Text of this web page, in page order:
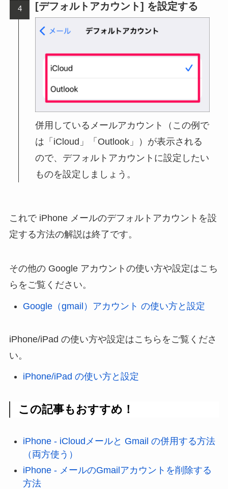
[デフォルトアカウント] を設定する
併用しているメールアカウント（この例で
は「iCloud」「Outlook」）が表示される
ので、デフォルトアカウントに設定したい
ものを設定しましょう。
これで iPhone メールのデフォルトアカウントを設
定する方法の解説は終了です。
その他の Google アカウントの使い方や設定はこち
らをご覧ください。
Google（gmail）アカウント の使い方と設定
iPhone/iPad の使い方や設定はこちらをご覧くださ
い。
iPhone/iPad の使い方と設定
この記事もおすすめ！
iPhone - iCloudメールと Gmail の併用する方法
（両方使う）
iPhone - メールのGmailアカウントを削除する
方法